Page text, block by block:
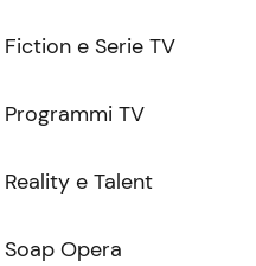
Fiction e Serie TV
Programmi TV
Reality e Talent
Soap Opera